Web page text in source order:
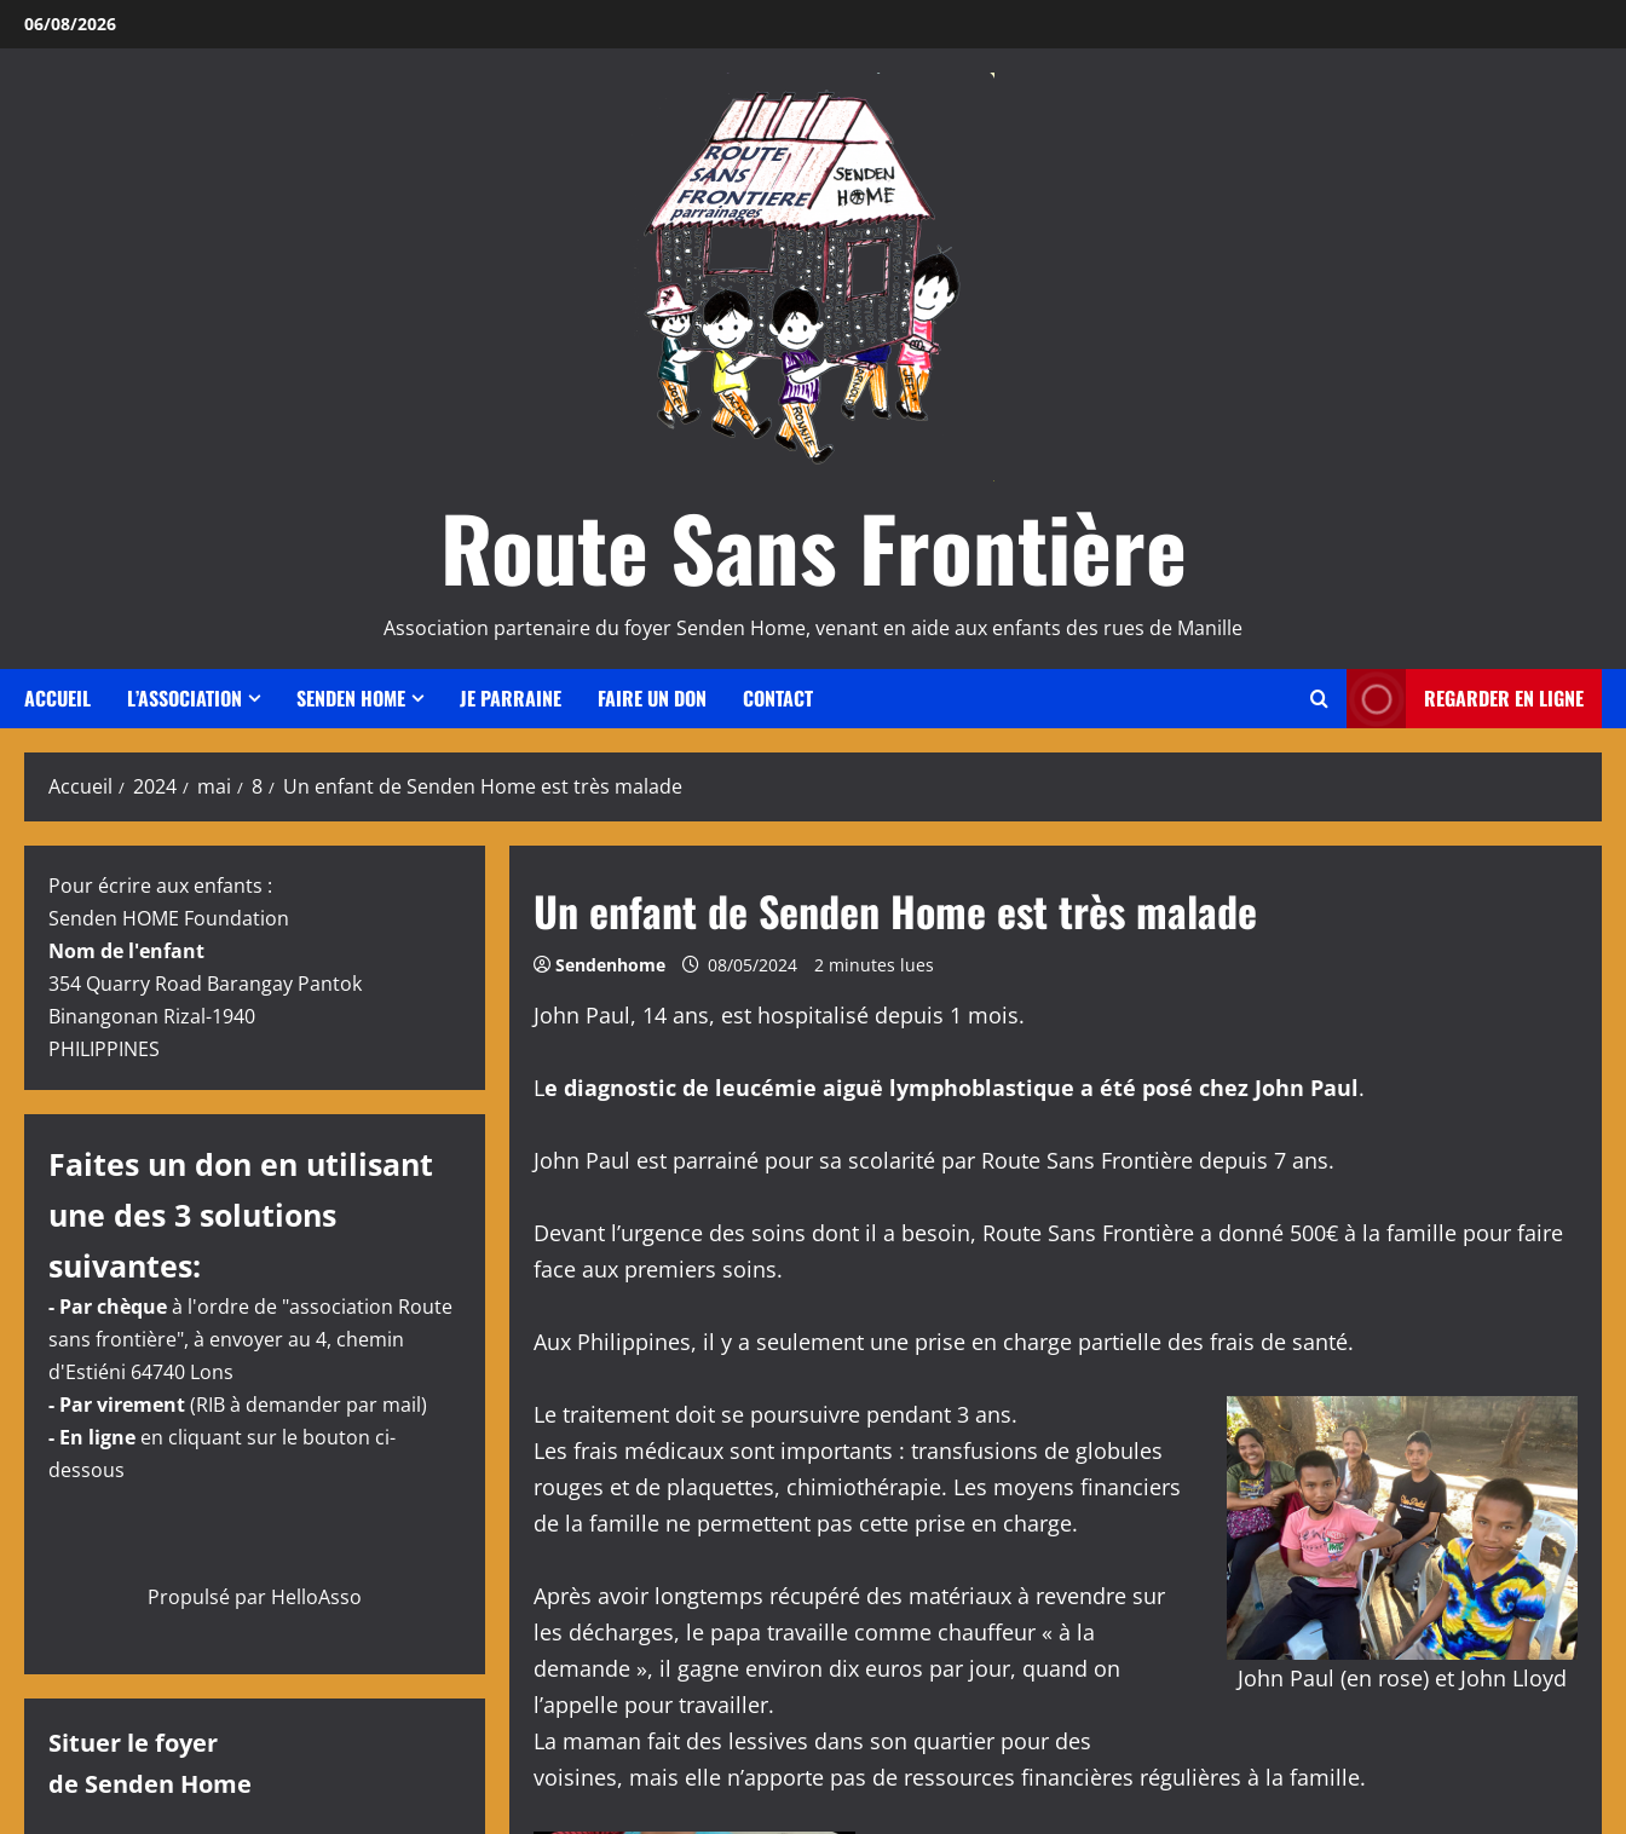
Aller
au
06/08/2026
Route Sans Frontière
Association partenaire du foyer Senden Home, venant en aide aux enfants des rues de Manille
ACCUEIL L’ASSOCIATION SENDEN HOME JE PARRAINE FAIRE UN DON CONTACT REGARDER EN LIGNE
Accueil 2024 mai 8 Un enfant de Senden Home est très malade
Un enfant de Senden Home est très malade
Sendenhome 08/05/2024 2 minutes lues
John Paul, 14 ans, est hospitalisé depuis 1 mois.
Le diagnostic de leucémie aiguë lymphoblastique a été posé chez John Paul.
John Paul est parrainé pour sa scolarité par Route Sans Frontière depuis 7 ans.
Devant l’urgence des soins dont il a besoin, Route Sans Frontière a donné 500€ à la famille pour faire
face aux premiers soins.
Aux Philippines, il y a seulement une prise en charge partielle des frais de santé.
John Paul (en rose) et John Lloyd
Le traitement doit se poursuivre pendant 3 ans.
Les frais médicaux sont importants : transfusions de globules
rouges et de plaquettes, chimiothérapie. Les moyens financiers
de la famille ne permettent pas cette prise en charge.
Après avoir longtemps récupéré des matériaux à revendre sur
les décharges, le papa travaille comme chauffeur « à la
demande », il gagne environ dix euros par jour, quand on
l’appelle pour travailler.
La maman fait des lessives dans son quartier pour des
voisines, mais elle n’apporte pas de ressources financières régulières à la famille.
Pour écrire aux enfants :
Senden HOME Foundation
Nom de l'enfant
354 Quarry Road Barangay Pantok
Binangonan Rizal-1940
PHILIPPINES
Faites un don en utilisant
une des 3 solutions
suivantes:
- Par chèqueà l'ordre de "association Route
sans frontière", à envoyer au 4, chemin
d'Estiéni 64740 Lons
- Par virement(RIB à demander par mail)
- En ligne en cliquant sur le bouton ci-
dessous
Propulsé par HelloAsso
Situer le foyer
de Senden Home